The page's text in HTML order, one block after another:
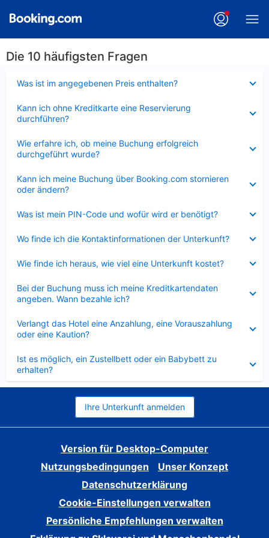
Die 10 häufigsten Fragen
Was ist im angegebenen Preis enthalten?
Kann ich ohne Kreditkarte eine Reservierung
durchführen?
Wie erfahre ich, ob meine Buchung erfolgreich
durchgeführt wurde?
Kann ich meine Buchung über Booking.com stornieren
oder ändern?
Was ist mein PIN-Code und wofür wird er benötigt?
Wo finde ich die Kontaktinformationen der Unterkunft?
Wie finde ich heraus, wie viel eine Unterkunft kostet?
Bei der Buchung muss ich meine Kreditkartendaten
angeben. Wann bezahle ich?
Verlangt das Hotel eine Anzahlung, eine Vorauszahlung
oder eine Kaution?
Ist es möglich, ein Zustellbett oder ein Babybett zu
erhalten?
Ihre Unterkunft anmelden
Version für Desktop-Computer
Nutzungsbedingungen
Unser Konzept
Datenschutzerklärung
Cookie-Einstellungen verwalten
Persönliche Empfehlungen verwalten